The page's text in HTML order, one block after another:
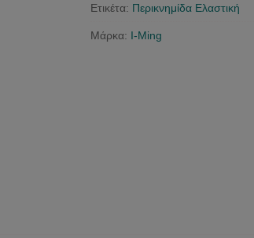
Ετικέτα: Περικνημίδα Ελαστική
Μάρκα: I-Ming